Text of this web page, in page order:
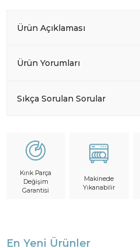
Ürün Açıklaması
Ürün Yorumları
Sıkça Sorulan Sorular
Kırık Parça
Değişim
Garantisi
Makinede
Yıkanabilir
En Yeni Ürünler